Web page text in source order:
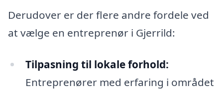
Derudover er der flere andre fordele ved
at vælge en entreprenør i Gjerrild:
Tilpasning til lokale forhold:
Entreprenører med erfaring i området